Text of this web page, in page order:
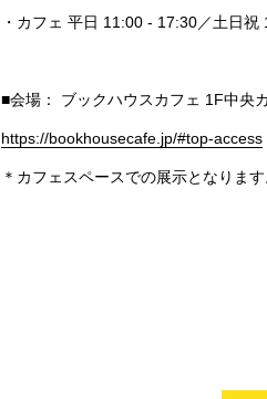
・カフェ 平日 11:00 - 17:30／土日
■会場： ブックハウスカフェ 1F中央
https://bookhousecafe.jp/#top-access
＊カフェスペースでの展示となりま